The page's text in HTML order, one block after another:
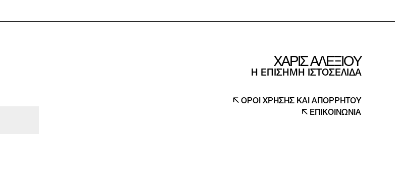
ΧΑΡΙΣ ΑΛΕΞΙΟΥ
Η ΕΠΙΣΗΜΗ ΙΣΤΟΣΕΛΙΔΑ
ΟΡΟΙ ΧΡΗΣΗΣ ΚΑΙ ΑΠΟΡΡΗΤΟΥ
ΕΠΙΚΟΙΝΩΝΙΑ